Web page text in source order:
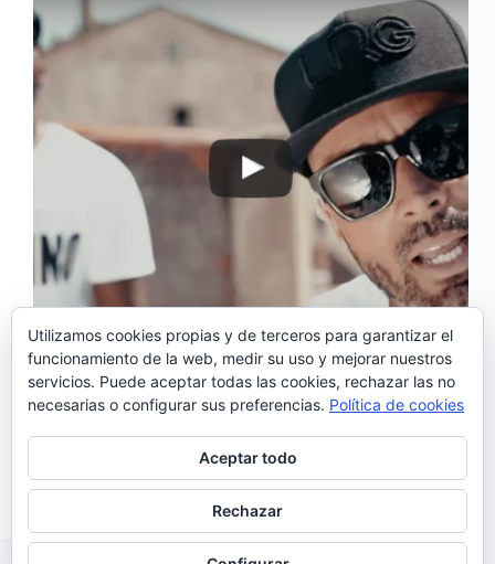
‘O Que É Que Tem?’ es el nuevo single de «Preto &
Vermelho» el último álbum del rapero Plutonio. En
este corte del disco, cuenta con la colaboración de
otro rapero; Dengaz, que participa también en el
videoclip presentación del…
Noemí Sánchez
16/08/2016
Utilizamos cookies propias y de terceros para garantizar el
funcionamiento de la web, medir su uso y mejorar nuestros
servicios. Puede aceptar todas las cookies, rechazar las no
necesarias o configurar sus preferencias. Política de cookies
Aceptar todo
Rechazar